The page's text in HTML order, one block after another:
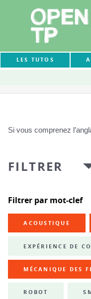
LES TUTOS
Si vous comprenez
FILTRER
Filtrer par mot-clef
ACOUSTIQUE
EXPÉRIENCE DE
MÉCANIQUE DES
ROBOT